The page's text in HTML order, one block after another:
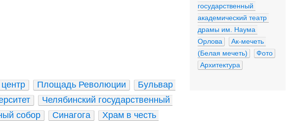
Площадь Революции
Бульвар
Челябинский государственный
собор Синагога
Храм в честь
государственный
академический театр
драмы им. Наума
Орлова
Ак-мечеть
(Белая мечеть)
Фото
Архитектура